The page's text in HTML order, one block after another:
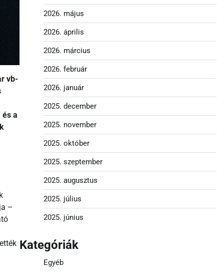
vb-
a
–
2026. május
2026. április
2026. március
2026. február
2026. január
2025. december
2025. november
2025. október
2025. szeptember
2025. augusztus
2025. július
2025. június
Kategóriák
Egyéb